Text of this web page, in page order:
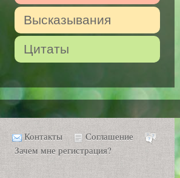
Высказывания
Цитаты
Контакты
Соглашение
Зачем мне регистрация?